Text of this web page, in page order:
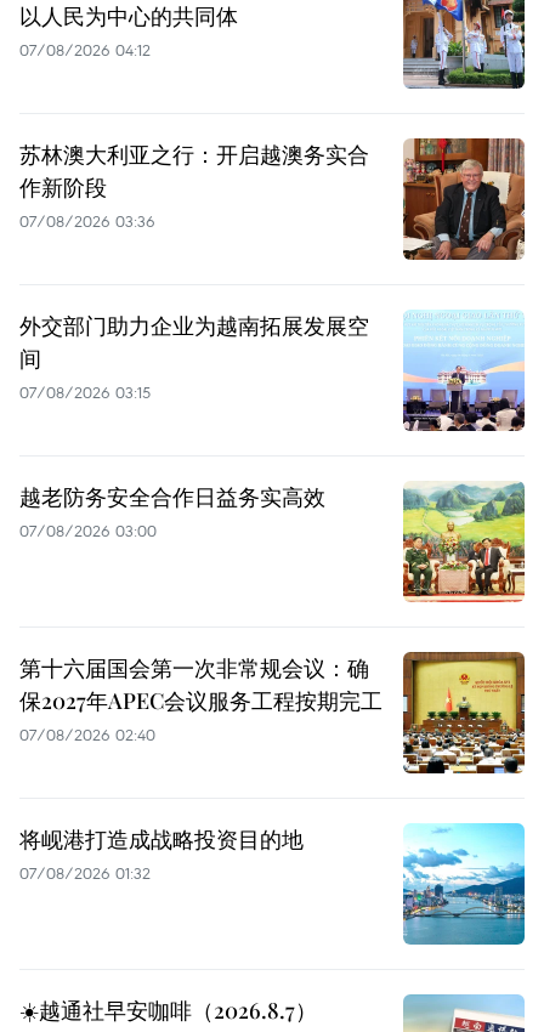
以人民为中心的共同体
07/08/2026 04:12
苏林澳大利亚之行：开启越澳务实合
作新阶段
07/08/2026 03:36
外交部门助力企业为越南拓展发展空
间
07/08/2026 03:15
越老防务安全合作日益务实高效
07/08/2026 03:00
第十六届国会第一次非常规会议：确
保2027年APEC会议服务工程按期完工
07/08/2026 02:40
将岘港打造成战略投资目的地
07/08/2026 01:32
☀️越通社早安咖啡（2026.8.7）